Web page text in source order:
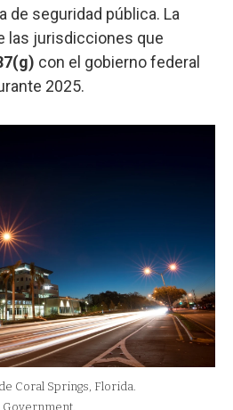
de seguridad pública. La
las jurisdicciones que
con el gobierno federal
2025.
Coral Springs, Florida.
Government.